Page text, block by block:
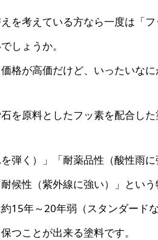
を考えている方なら一度は「
しょうか。
格が高価だけど、いったいなに
を原料としたフッ素を配合した
を弾く）」「耐薬品性（酸性雨
候性（紫外線に強い）」とい
15年～20年弱（スタンダード
つことが出来る塗料です。